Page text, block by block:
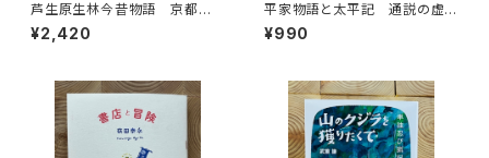
芦生原生林今昔物語 京都大
学芦生演習林から研究林へ
¥2,420
平家物語と太平記 通説の虚
像を暴く
¥990